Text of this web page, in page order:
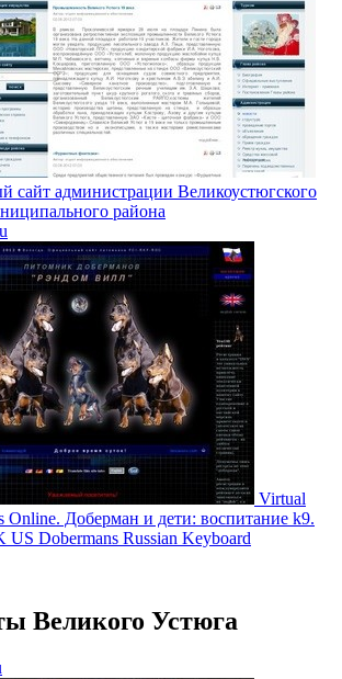
сайт администрации Великоустюгского
района
Virtual
Online. Доберман и дети: воспитание k9.
US Dobermans Russian Keyboard
Великого Устюга